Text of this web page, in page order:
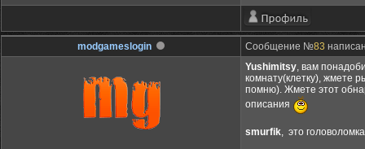
modgameslogin Сообщение №83
Yushimitsy, вам
комнату(клетку), жмете
помню). Жмете этот
описания
smurfik, это